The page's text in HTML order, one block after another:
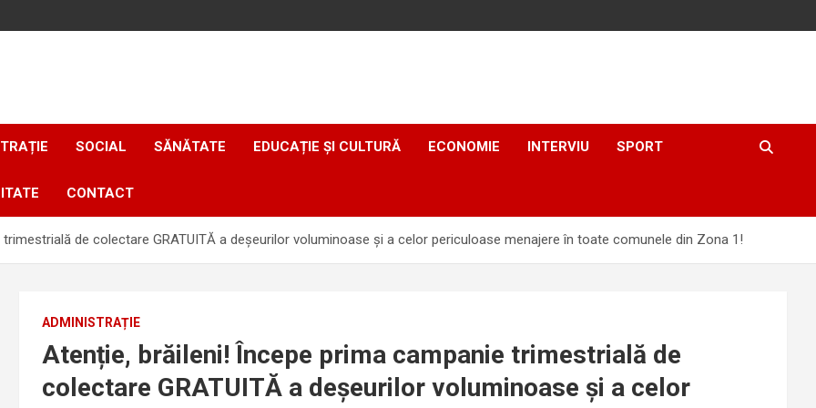
SOCIAL SĂNĂTATE EDUCAȚIE ȘI CULTURĂ ECONOMIE INTERVIU SPORT
CONTACT
de colectare GRATUITĂ a deșeurilor voluminoase și a celor periculoase menajere în toate comunele din Zona 1!
ADMINISTRAȚIE
Atenție, brăileni! Începe prima campanie trimestrială de
colectare GRATUITĂ a deșeurilor voluminoase și a celor